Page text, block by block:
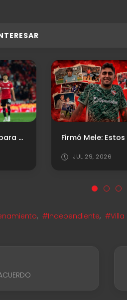
Nueva inhibición para el "Rojo"
JUL 29, 2026
, #Independiente,